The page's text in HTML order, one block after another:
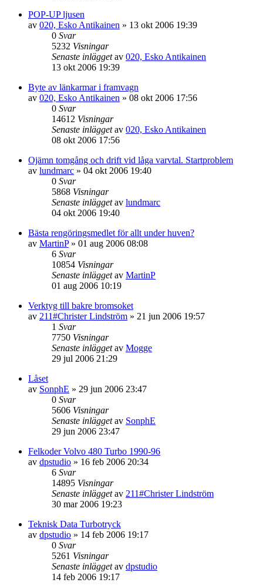
POP-UP ljusen
av 020, Esko Antikainen » 13 okt 2006 19:39
0 Svar
5232 Visningar
Senaste inläggetav 020, Esko Antikainen
13 okt 2006 19:39
Byte av länkarmar i framvagn
av 020, Esko Antikainen » 08 okt 2006 17:56
0 Svar
14612 Visningar
Senaste inläggetav 020, Esko Antikainen
08 okt 2006 17:56
Ojämn tomgång och drift vid låga varvtal. Startproblem
av lundmarc » 04 okt 2006 19:40
0 Svar
5868 Visningar
Senaste inläggetav lundmarc
04 okt 2006 19:40
Bästa rengöringsmedlet för allt under huven?
av MartinP» 01 aug 2006 08:08
6 Svar
10854 Visningar
Senaste inläggetav MartinP
01 aug 2006 10:19
Verktyg till bakre bromsoket
av 211#Christer Lindström » 21 jun 2006 19:57
1 Svar
7750 Visningar
Senaste inläggetav Mogge
29 jul 2006 21:29
Låset
av SonphE » 29 jun 2006 23:47
0 Svar
5606 Visningar
Senaste inläggetav SonphE
29 jun 2006 23:47
Felkoder Volvo 480 Turbo 1990-96
av dpstudio » 16 feb 2006 20:34
6 Svar
14895 Visningar
Senaste inläggetav 211#Christer Lindström
30 mar 2006 19:23
Teknisk Data Turbotryck
av dpstudio » 14 feb 2006 19:17
0 Svar
5261 Visningar
Senaste inläggetav dpstudio
14 feb 2006 19:17